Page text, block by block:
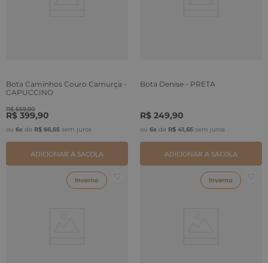
Bota Caminhos Couro Camurça -
CAPUCCINO
R$ 559,90
R$ 399,90
ou 6x de R$ 66,65 sem juros
ADICIONAR A SACOLA
Bota Denise - PRETA
R$ 249,90
ou 6x de R$ 41,65 sem juros
ADICIONAR A SACOLA
Inverno Inverno